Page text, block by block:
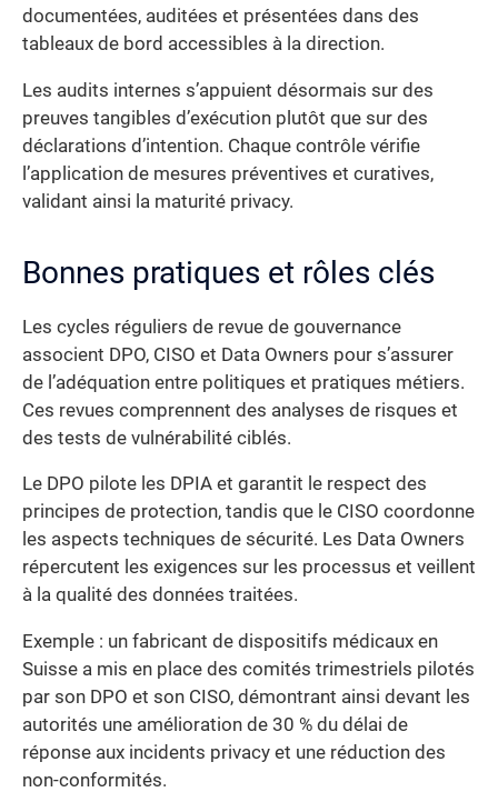
documentées, auditées et présentées dans des
tableaux de bord accessibles à la direction.
Les audits internes s’appuient désormais sur des
preuves tangibles d’exécution plutôt que sur des
déclarations d’intention. Chaque contrôle vérifie
l’application de mesures préventives et curatives,
validant ainsi la maturité privacy.
Bonnes pratiques et rôles clés
Les cycles réguliers de revue de gouvernance
associent DPO, CISO et Data Owners pour s’assurer
de l’adéquation entre politiques et pratiques métiers.
Ces revues comprennent des analyses de risques et
des tests de vulnérabilité ciblés.
Le DPO pilote les DPIA et garantit le respect des
principes de protection, tandis que le CISO coordonne
les aspects techniques de sécurité. Les Data Owners
répercutent les exigences sur les processus et veillent
à la qualité des données traitées.
Exemple : un fabricant de dispositifs médicaux en
Suisse a mis en place des comités trimestriels pilotés
par son DPO et son CISO, démontrant ainsi devant les
autorités une amélioration de 30 % du délai de
réponse aux incidents privacy et une réduction des
non-conformités.